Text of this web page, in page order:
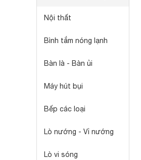
Nội thất
Bình tắm nóng lạnh
Bàn là - Bàn ủi
Máy hút bụi
Bếp các loại
Lò nướng - Vỉ nướng
Lò vi sóng